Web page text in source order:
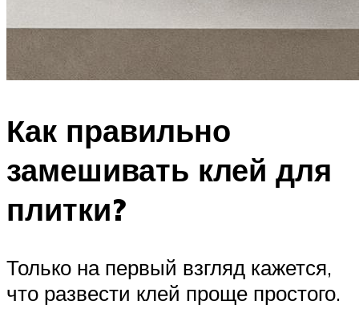
Как правильно
замешивать клей для
плитки?
Только на первый взгляд кажется,
что развести клей проще простого.